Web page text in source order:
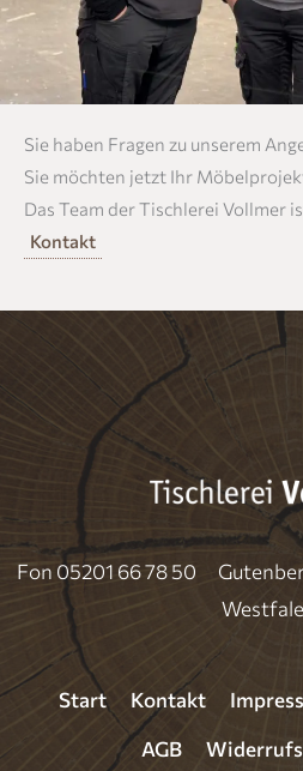
Sie haben Fragen zu unserem
Sie möchten jetzt Ihr
Das Team der Tischlerei Vollmer
Kontakt
Fon 05201 66 78 50
Start Kontakt
AGB